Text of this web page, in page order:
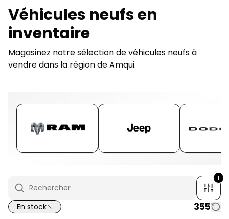
Véhicules neufs en
inventaire
Magasinez notre sélection de véhicules neufs à
vendre dans la région de Amqui.
1
En stock 355